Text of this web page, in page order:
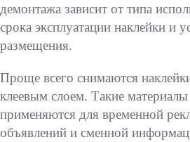
демонтажа зависит от типа
срока эксплуатации наклейки и
размещения.
Проще всего снимаются
клеевым слоем. Такие
применяются для временной
объявлений и сменной